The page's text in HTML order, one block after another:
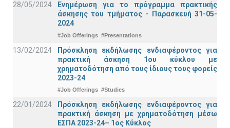
28/05/2024
Ενημέρωση για το πρόγραμμα πρακτικής
άσκησης του τμήματος - Παρασκευή 31-05-
2024
#Job Offerings #Presentations
13/02/2024
Πρόσκληση εκδήλωσης ενδιαφέροντος για
πρακτική άσκηση 1ου κύκλου με
χρηματοδότηση από τους ίδιους τους φορείς
2023-24
#Job Offerings #Studies
22/01/2024
Πρόσκληση εκδήλωσης ενδιαφέροντος για
πρακτική άσκηση με χρηματοδότηση μέσω
ΕΣΠΑ 2023-24– 1ος Κύκλος